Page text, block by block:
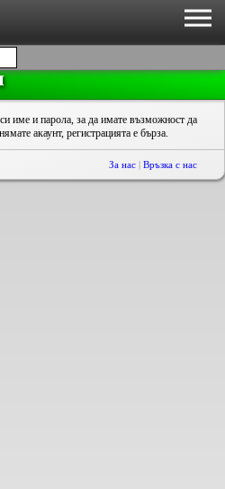
име и парола, за да имате възможност да
акаунт, регистрацията е бърза.
За нас | Връзка с нас